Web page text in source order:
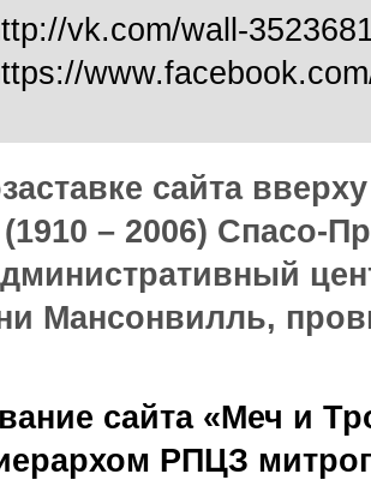
vk.com/wall-
сайта
– 2006) Спасо-
Мансонвилль,
сайта «Меч и
РПЦЗ